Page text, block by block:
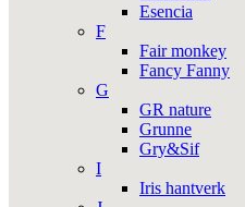
Esencia
F
Fair monkey
Fancy Fanny
G
GR nature
Grunne
Gry&Sif
I
Iris hantverk